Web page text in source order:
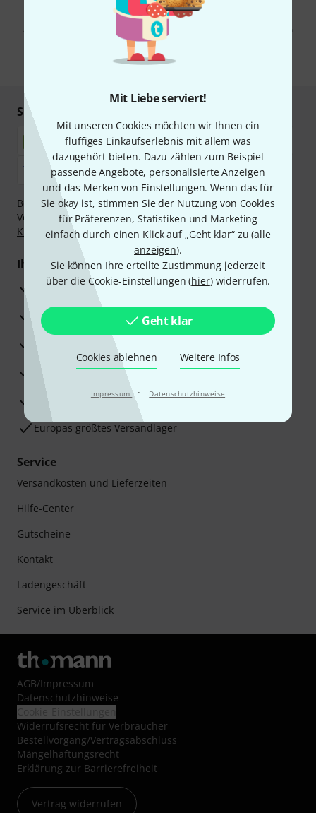
Mit Liebe serviert!
Mit unseren Cookies möchten wir Ihnen ein
fluffiges Einkaufserlebnis mit allem was
dazugehört bieten. Dazu zählen zum Beispiel
passende Angebote, personalisierte Anzeigen
und das Merken von Einstellungen. Wenn das für
Sie okay ist, stimmen Sie der Nutzung von Cookies
für Präferenzen, Statistiken und Marketing
einfach durch einen Klick auf „Geht klar“ zu (alle
anzeigen).
Sie können Ihre erteilte Zustimmung jederzeit
über die Cookie-Einstellungen (hier) widerrufen.
Geht klar
Cookies ablehnen Weitere Infos
Impressum · Datenschutzhinweise
Mit Klick auf „Jetzt anmelden“ stimmen Sie dem Erhalt von E-Mail-
Werbung und einer Messung des E-Mail-Nutzungsverhaltens zu. Die
Abmeldung ist jederzeit möglich. Weitere Informationen finden Sie in
unserenDatenschutzhinweisen
* Pflichtfeld
Sicher einkaufen & bezahlen
Bezahlen Sie vertraulich und sicher per Nachnahme,
Vorkasse, PayPal, Amazon Pay,Klarna Sofort bezahlen
Klarna Ratenzahlungoder Kreditkarte.
Ihre Vorteile
3 Jahre Thomann Garantie
30 Tage Money-Back-Garantie
Reparaturservice
Beratung durch Fachexperten
Zufriedenheitsgarantie
Europas größtes Versandlager
Service
Versandkosten und Lieferzeiten
Hilfe-Center
Gutscheine
Kontakt
Ladengeschäft
Service im Überblick
AGB/Impressum
Datenschutzhinweise
Widerrufsrecht für Verbraucher
Bestellvorgang/Vertragsabschluss
Mängelhaftungsrecht
Erklärung zur Barrierefreiheit
Vertrag widerrufen